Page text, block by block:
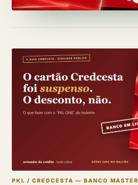
PKL / CREDCESTA — BANCO MASTER